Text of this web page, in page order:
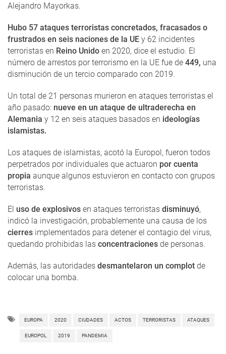
Alejandro Mayorkas.
Hubo 57 ataques terroristas concretados, fracasados ​​o
frustrados en seis naciones de la UE y 62 incidentes
terroristas en Reino Unido en 2020, dice el estudio. El
número de arrestos por terrorismo en la UE fue de 449, una
disminución de un tercio comparado con 2019.
Un total de 21 personas murieron en ataques terroristas el
año pasado: nueve en un ataque de ultraderecha en
Alemania y 12 en seis ataques basados ​​en ideologías
islamistas.
Los ataques de islamistas, acotó la Europol, fueron todos
perpetrados por individuales que actuaron por cuenta
propia aunque algunos estuvieron en contacto con grupos
terroristas.
El uso de explosivos en ataques terroristas disminuyó,
indicó la investigación, probablemente una causa de los
cierres implementados para detener el contagio del virus,
quedando prohibidas las concentraciones de personas.
Además, las autoridades desmantelaron un complot de
colocar una bomba.
EUROPA 2020 CIUDADES ACTOS TERRORISTAS ATAQUES
EUROPOL 2019 PANDEMIA